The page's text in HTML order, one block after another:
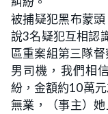
5
8
%
被捕疑犯黑布蒙
說3名疑犯互相認
區重案組第三隊
男司機，我們相
紛，金額約10萬
無業，（事主）